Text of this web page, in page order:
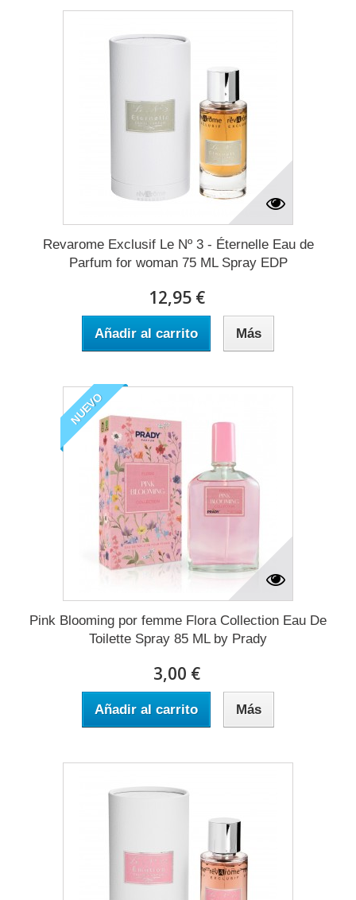
Revarome Exclusif Le Nº 3 - Éternelle Eau de
Parfum for woman 75 ML Spray EDP
12,95 €
Añadir al carrito Más
NUEVO
Pink Blooming por femme Flora Collection Eau De
Toilette Spray 85 ML by Prady
3,00 €
Añadir al carrito Más